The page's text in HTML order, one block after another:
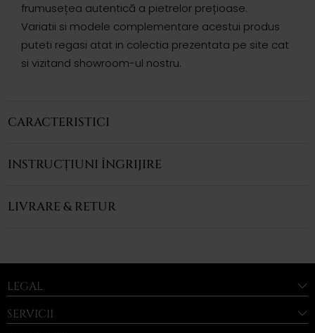
frumusețea autentică a pietrelor prețioase.
Variatii si modele complementare acestui produs
puteti regasi atat in colectia prezentata pe site cat
si vizitand showroom-ul nostru.
CARACTERISTICI
INSTRUCȚIUNI ÎNGRIJIRE
LIVRARE & RETUR
LEGAL
SERVICII